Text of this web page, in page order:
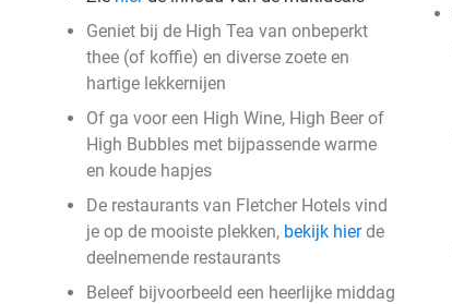
Geniet bij de High Tea van onbeperkt
thee (of koffie) en diverse zoete en
hartige lekkernijen
Of ga voor een High Wine, High Beer of
High Bubbles met bijpassende warme
en koude hapjes
De restaurants van Fletcher Hotels vind
je op de mooiste plekken, bekijk hierde
deelnemende restaurants
Beleef bijvoorbeeld een heerlijke middag